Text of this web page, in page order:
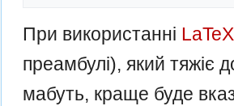
При використанні LaTeX
преамбулі), який
мабуть, краще буде